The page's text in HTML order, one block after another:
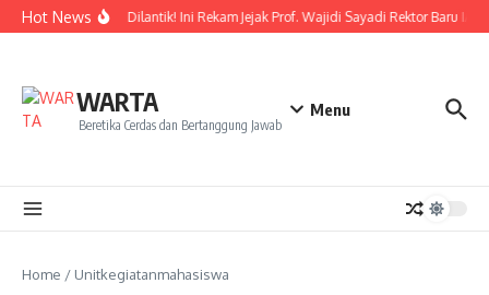
Lewati ke konten
Hot NewsResmi Dilantik! Ini Rekam Jejak Prof. Wajidi Sayadi Rektor Baru
WARTA
Beretika Cerdas dan Bertanggung Jawab
Menu
Home / Unitkegiatanmahasiswa